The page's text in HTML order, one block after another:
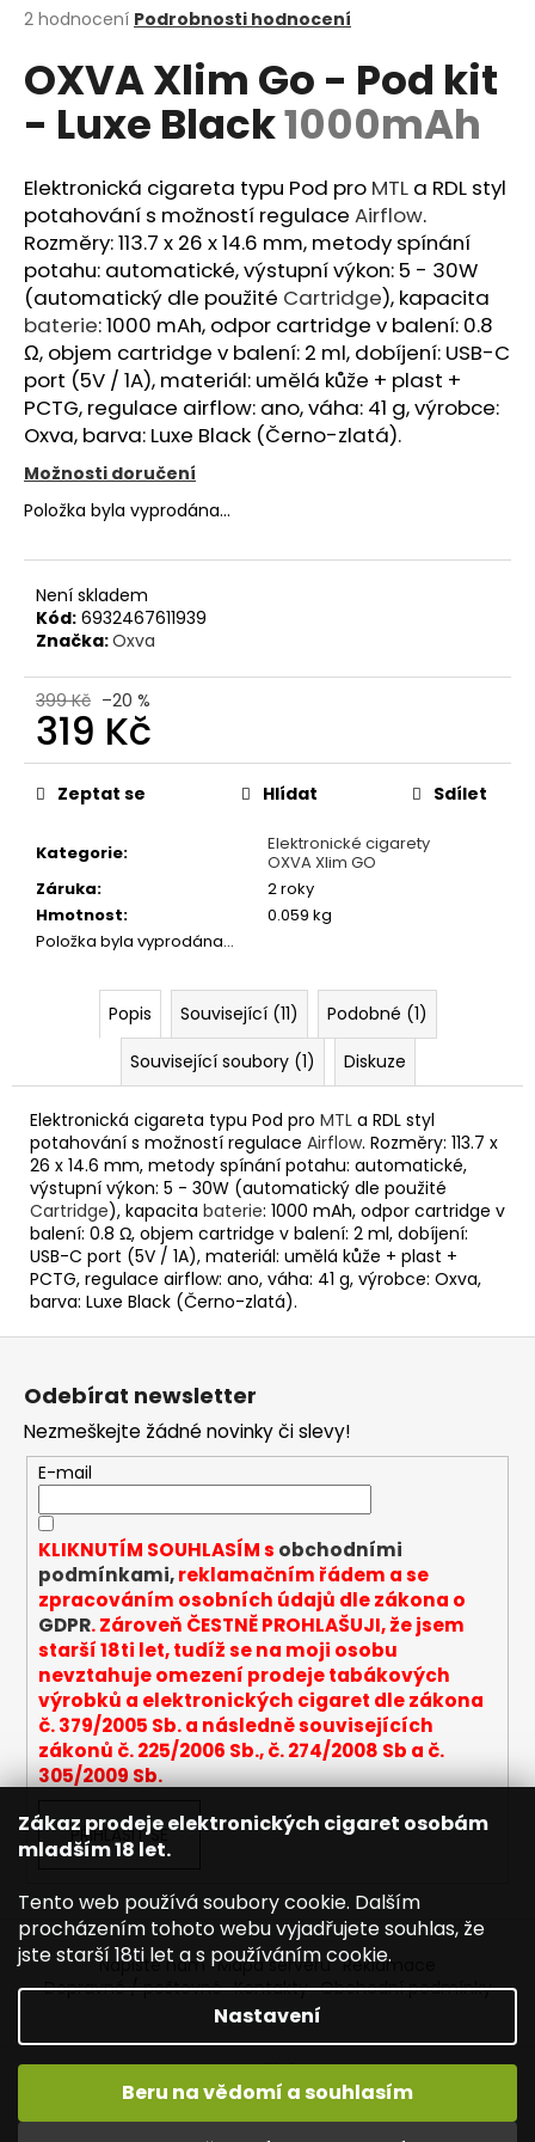
Zákaz prodeje elektronických cigaret osobám
mladším 18 let.
Tento web používá soubory cookie. Dalším
procházením tohoto webu vyjadřujete souhlas, že
jste starší 18ti let a s používáním cookie.
Nastavení
Beru na vědomí a souhlasím
Průměrné
produktu
je
z
hvězdiček.
2 hodnocení Podrobnosti hodnocení
OXVA Xlim Go - Pod kit
- Luxe Black1000mAh
Elektronická cigareta typu Pod pro MTL a RDL styl
potahování s možností regulace Airflow.
Rozměry: 113.7 x 26 x 14.6 mm, metody spínání
potahu: automatické, výstupní výkon: 5 - 30W
(automatický dle použité Cartridge), kapacita
baterie: 1000 mAh, odpor cartridge v balení: 0.8
Ω, objem cartridge v balení: 2 ml, dobíjení: USB-C
port (5V / 1A), materiál: umělá kůže + plast +
PCTG, regulace airflow: ano, váha: 41 g, výrobce:
Oxva, barva: Luxe Black (Černo-zlatá).
Možnosti doručení
Položka byla vyprodána…
Není skladem
Kód: 6932467611939
Značka:Oxva
399 Kč –20 %
319 Kč
Měrná
cena:
Kategorie:
Elektronické cigarety
OXVA Xlim GO
Záruka:
2 roky
Hmotnost:
0.059 kg
Položka byla vyprodána…
Zeptat se Hlídat Sdílet
Popis Související (11)
Podobné (1)
Související soubory (1)
Diskuze
Elektronická cigareta typu Pod pro MTL a RDL styl
potahování s možností regulace Airflow. Rozměry: 113.7 x
26 x 14.6 mm, metody spínání potahu: automatické,
výstupní výkon: 5 - 30W (automatický dle použité
Cartridge), kapacita baterie: 1000 mAh, odpor cartridge v
balení: 0.8 Ω, objem cartridge v balení: 2 ml, dobíjení:
USB-C port (5V / 1A), materiál: umělá kůže + plast +
PCTG, regulace airflow: ano, váha: 41 g, výrobce: Oxva,
barva: Luxe Black (Černo-zlatá).
a
j
í
t
HLEDAT
D
o
p
o
r
u
u
e
m
e
JOYETECH
ATOMIZER
EX
0,5
49
Z
Odebírat newsletter
Nezmeškejte žádné novinky či slevy!
E-mail
KLIKNUTÍM SOUHLASÍM s obchodními
podmínkami,reklamačním řádem a se
zpracováním osobních údajů dle zákona o
GDPR. Zároveň ČESTNĚ PROHLAŠUJI, že jsem
starší 18ti let, tudíž se na moji osobu
nevztahuje omezení prodeje tabákových
výrobků a elektronických cigaret dle zákona
č. 379/2005 Sb. a následně souvisejících
zákonů č. 225/2006 Sb., č. 274/2008 Sb a č.
305/2009 Sb.
PŘIHLÁSIT SE
Napište nám Mapa serveru Reklamace
Dopravné / poštovné Kontakty Obchodní podmínky
Vytvořil Shoptet
Copyright 2026Joyetech - Značkové elektronické
cigarety. Všechna práva vyhrazena.Upravit nastavení